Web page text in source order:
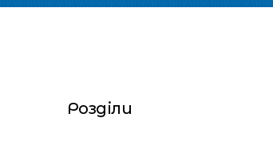
Розділи